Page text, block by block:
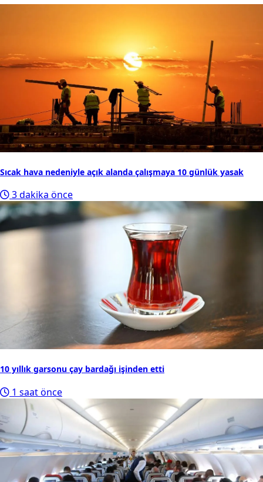
Sıcak hava nedeniyle açık alanda çalışmaya 10 günlük yasak
3 dakika önce
10 yıllık garsonu çay bardağı işinden etti
1 saat önce